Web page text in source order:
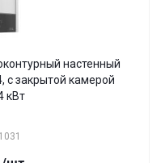
настенный
с закрытой камерой
кВт